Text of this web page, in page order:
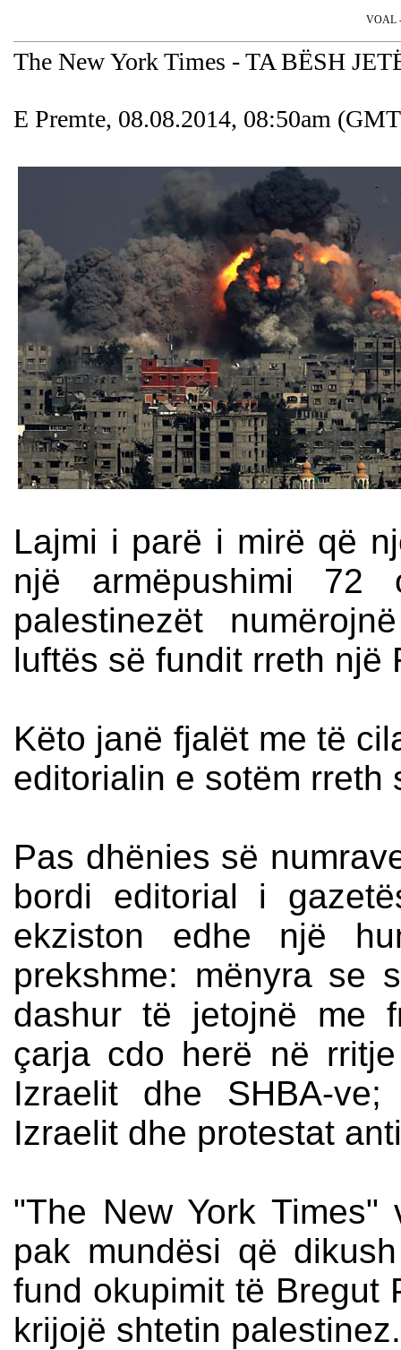
VOAL
The New York Times - TA BËSH
E Premte, 08.08.2014, 08:50am
Lajmi i parë i mirë që
një armëpushimi 72
palestinezët
luftës së fundit rreth një
Këto janë fjalët me të
editorialin e sotëm rreth
Pas dhënies së
bordi editorial i
ekziston edhe një
prekshme: mënyra se
dashur të jetojnë me
çarja cdo herë në
Izraelit dhe SHBA-
Izraelit dhe protestat
"The New York
pak mundësi që
fund okupimit të Bregut
krijojë shtetin palestinez.